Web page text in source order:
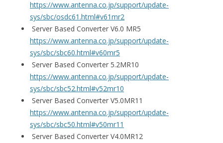
https://www.antenna.co.jp/support/update-
sys/sbc/osdc61.html#v61mr2
Server Based Converter V6.0 MR5
https://www.antenna.co.jp/support/update-
sys/sbc/sbc60.html#v60mr5
Server Based Converter 5.2MR10
https://www.antenna.co.jp/support/update-
sys/sbc/sbc52.html#v52mr10
Server Based Converter V5.0MR11
https://www.antenna.co.jp/support/update-
sys/sbc/sbc50.html#v50mr11
Server Based Converter V4.0MR12